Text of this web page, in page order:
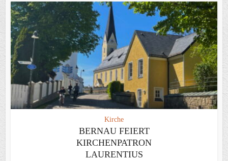
Kirche
BERNAU FEIERT
KIRCHENPATRON
LAURENTIUS